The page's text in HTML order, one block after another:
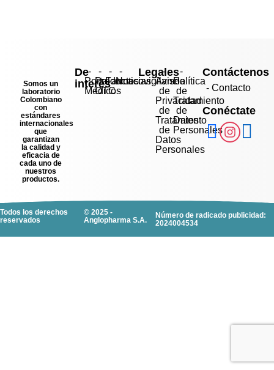
Somos un
laboratorio
Colombiano
con
estándares
internacionales
que
garantizan
la calidad y
eficacia de
cada uno de
nuestros
productos.
De
interés
-
Portal
Médicos
-
Productos
OTC
-
Farmacovigilancia
-
Noticias
Legales
-
Aviso
de
Privacidad
de
Tratamiento
de
Datos
Personales
-
Política
de
Tratamiento
de
Datos
Personales
Contáctenos
- Contacto
Conéctate
Todos los derechos
reservados
© 2025 -
Anglopharma S.A.
Número de radicado publicidad:
2024004534